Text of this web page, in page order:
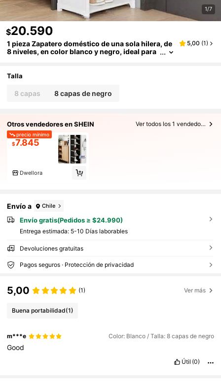
1/7
$20.590
1 pieza Zapatero doméstico de una sola hilera, de
8 niveles, en color blanco y negro, ideal para
o para el hogar.
5,00 (1)
Talla
8 capas 8 capas de negro
Otros vendedores en SHEIN Ver todos los 1 vendedores
precio mínimo
$7.845
Dwellora
Envío a Chile
Envío gratis(Pedidos ≥ $24.990)
Entrega estimada: 5-10 Días laborables
Devoluciones gratuitas
Pagos seguros · Protección de privacidad
5,00 (1) Ver más
Buena portabilidad(1)
m***e Color: Blanco / Talla: 8 capas de negro
Good
Útil (0)